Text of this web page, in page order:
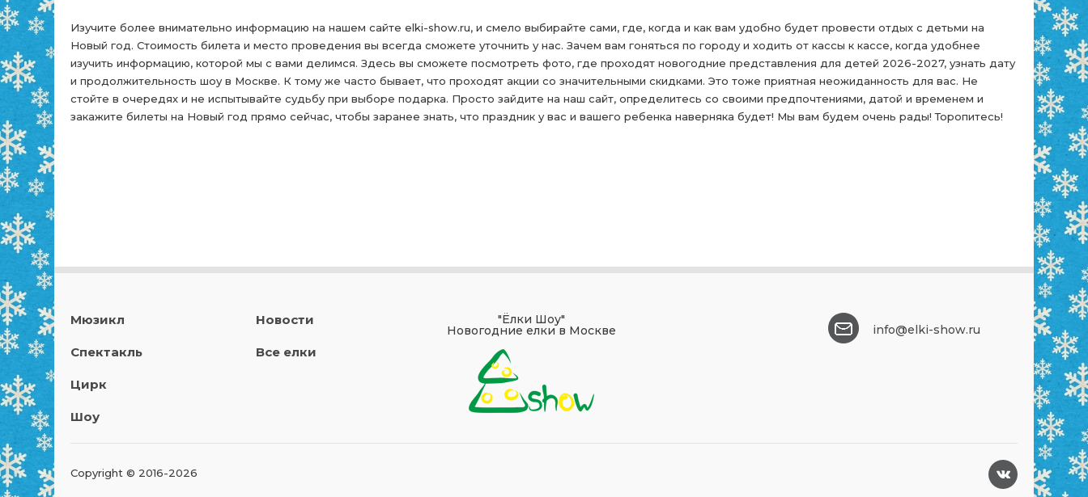
Изучите более внимательно информацию на нашем сайте elki-show.ru, и смело выбирайте сами, где, когда и как вам удобно будет провести отдых с детьми на
Новый год. Стоимость билета и место проведения вы всегда сможете уточнить у нас. Зачем вам гоняться по городу и ходить от кассы к кассе, когда удобнее
изучить информацию, которой мы с вами делимся. Здесь вы сможете посмотреть фото, где проходят новогодние представления для детей 2026-2027, узнать дату
и продолжительность шоу в Москве. К тому же часто бывает, что проходят акции со значительными скидками. Это тоже приятная неожиданность для вас. Не
стойте в очередях и не испытывайте судьбу при выборе подарка. Просто зайдите на наш сайт, определитесь со своими предпочтениями, датой и временем и
закажите билеты на Новый год прямо сейчас, чтобы заранее знать, что праздник у вас и вашего ребенка наверняка будет! Мы вам будем очень рады! Торопитесь!
Мюзикл
Спектакль
Цирк
Шоу
Новости
Все елки
"Ёлки Шоу"
Новогодние елки в Москве info@elki-show.ru
Copyright © 2016-2026